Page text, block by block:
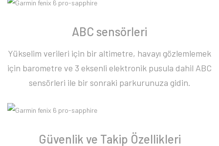
ABC sensörleri
Yükselim verileri için bir altimetre, havayı gözlemlemek
için barometre ve 3 eksenli elektronik pusula dahil ABC
sensörleri ile bir sonraki parkurunuza gidin.
Güvenlik ve Takip Özellikleri